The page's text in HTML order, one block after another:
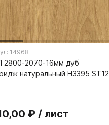
И
выключатели
14968
2800-2070-16мм дуб
натуральный H3395 ST12
₽ / лист